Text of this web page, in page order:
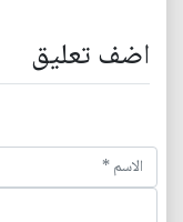
اضف تعليق